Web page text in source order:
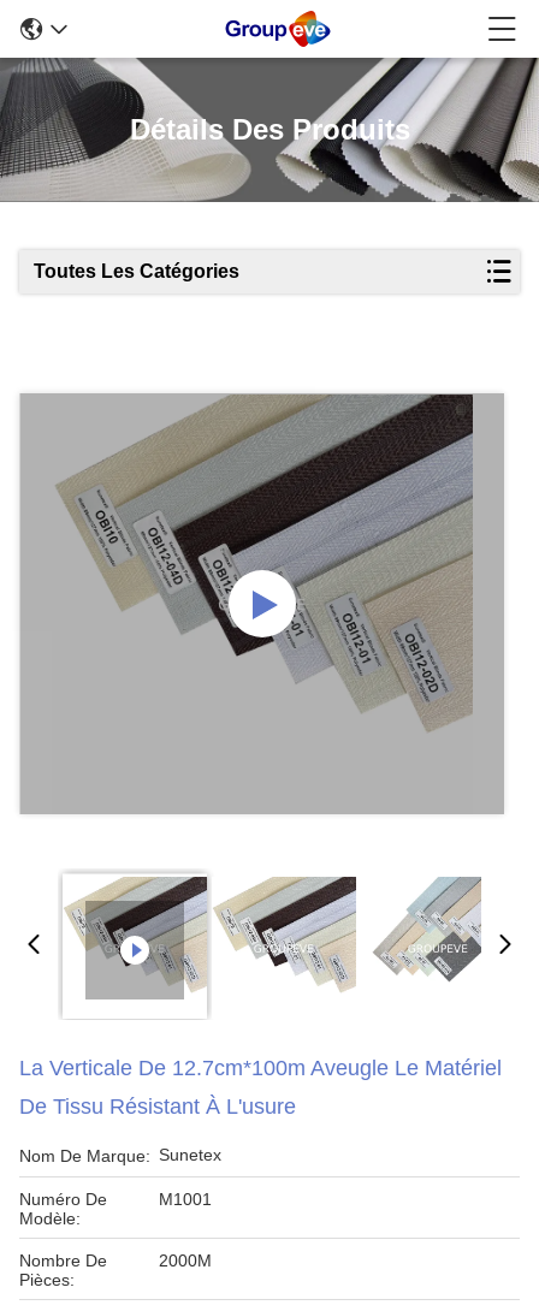
Détails Des Produits
Toutes Les Catégories
La Verticale De 12.7cm*100m Aveugle Le Matériel
De Tissu Résistant À L'usure
Nom De Marque: Sunetex
Numéro De
Modèle:
M1001
Nombre De
Pièces:
2000M